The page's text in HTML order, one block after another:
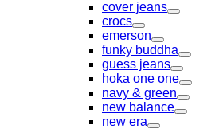
cover jeans
Toggle
crocs
Toggle
emerson
Toggle
funky buddha
Toggle
guess jeans
Toggle
hoka one one
Toggle
navy & green
Toggle
new balance
Toggle
new era